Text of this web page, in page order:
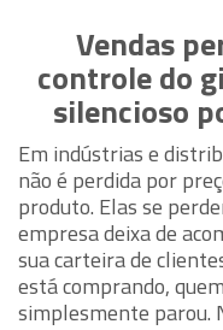
Vendas
controle do
silencioso
Em indústrias e
não é perdida por
produto. Elas se
empresa deixa de
sua carteira de
está comprando,
simplesmente parou.